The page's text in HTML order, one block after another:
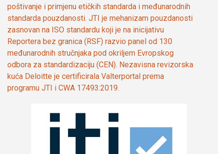
poštivanje i primjenu etičkih standarda i međunarodnih
standarda pouzdanosti. JTI je mehanizam pouzdanosti
zasnovan na ISO standardu koji je na inicijativu
Reportera bez granica (RSF) razvio panel od 130
međunarodnih stručnjaka pod okriljem Evropskog
odbora za standardizaciju (CEN). Nezavisna revizorska
kuća Deloitte je certificirala Valterportal prema
programu JTI i CWA 17493:2019.